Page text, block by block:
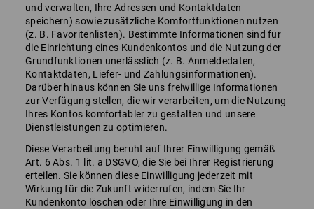
und verwalten, Ihre Adressen und Kontaktdaten
speichern) sowie zusätzliche Komfortfunktionen nutzen
(z. B. Favoritenlisten). Bestimmte Informationen sind für
die Einrichtung eines Kundenkontos und die Nutzung der
Grundfunktionen unerlässlich (z. B. Anmeldedaten,
Kontaktdaten, Liefer- und Zahlungsinformationen).
Darüber hinaus können Sie uns freiwillige Informationen
zur Verfügung stellen, die wir verarbeiten, um die Nutzung
Ihres Kontos komfortabler zu gestalten und unsere
Dienstleistungen zu optimieren.
Diese Verarbeitung beruht auf Ihrer Einwilligung gemäß
Art. 6 Abs. 1 lit. a DSGVO, die Sie bei Ihrer Registrierung
erteilen. Sie können diese Einwilligung jederzeit mit
Wirkung für die Zukunft widerrufen, indem Sie Ihr
Kundenkonto löschen oder Ihre Einwilligung in den